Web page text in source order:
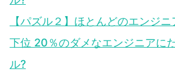
【パズル２】ほとんどのエンジニ
下位 20％のダメなエンジニアに
ル?